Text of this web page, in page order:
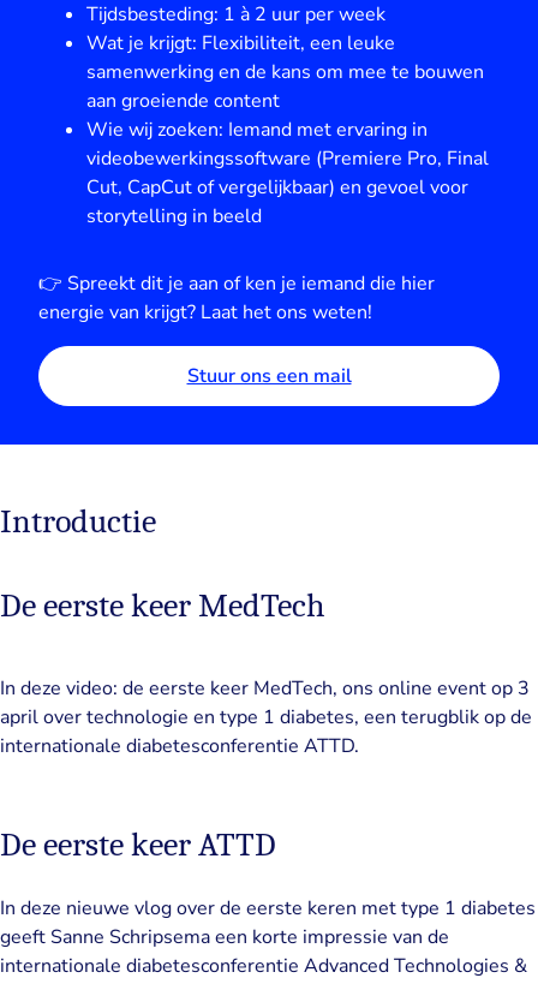
Tijdsbesteding: 1 à 2 uur per week
Wat je krijgt: Flexibiliteit, een leuke
samenwerking en de kans om mee te bouwen
aan groeiende content
Wie wij zoeken: Iemand met ervaring in
videobewerkingssoftware (Premiere Pro, Final
Cut, CapCut of vergelijkbaar) en gevoel voor
storytelling in beeld
👉 Spreekt dit je aan of ken je iemand die hier
energie van krijgt? Laat het ons weten!
Stuur ons een mail
Introductie
De eerste keer MedTech
In deze video: de eerste keer MedTech, ons online event op 3
april over technologie en type 1 diabetes, een terugblik op de
internationale diabetesconferentie ATTD.
De eerste keer ATTD
In deze nieuwe vlog over de eerste keren met type 1 diabetes
geeft Sanne Schripsema een korte impressie van de
internationale diabetesconferentie Advanced Technologies &